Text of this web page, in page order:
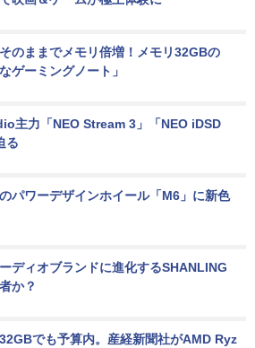
のままでメモリ倍増！メモリ32GBの
なゲーミングノート」
主力「NEO Stream 3」「NEO iDSD
る
パワーデザインホイール「M6」に新色
ディオブランドに進化するSHANLING
か？
でも予算内。産経新聞社がAMD Ryz